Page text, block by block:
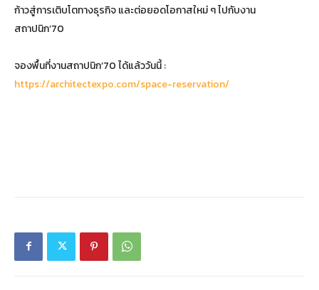
ก้าวสู่การเติบโตทางธุรกิจ และต่อยอดโอกาสใหม่ ๆ ไปกับงาน
สถาปนิก’70
จองพื้นที่งานสถาปนิก’70 ได้แล้ววันนี้ :
https://architectexpo.com/space-reservation/